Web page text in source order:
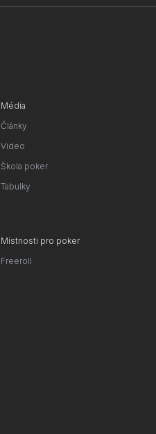
Média
Články
Video
Škola poker
Tabulky
Místnosti pro poker
Freeroll